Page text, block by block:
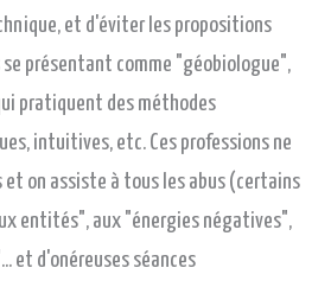
et d'éviter les propositions
se présentant comme "géobiologue",
pratiquent des méthodes
intuitives, etc. Ces professions ne
on assiste à tous les abus (certains
entités", aux "énergies négatives",
et d'onéreuses séances